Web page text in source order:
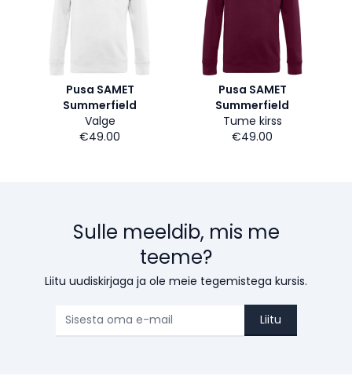
Pusa SAMET
Summerfield
Valge
€49.00
Pusa SAMET
Summerfield
Tume kirss
€49.00
Sulle meeldib, mis me
teeme?
Liitu uudiskirjaga ja ole meie tegemistega kursis.
Liitu